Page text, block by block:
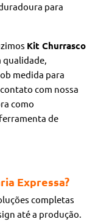
para
Kit Churrasco
qualidade,
medida para
com nossa
como
de
Expressa?
completas
até a produção.